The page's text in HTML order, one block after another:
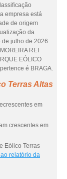
empresa está
de origem
da
de julho de 2026.
REI
EÓLICO
é BRAGA.
Terras Altas
em
crescentes em
Eólico Terras
relatório da